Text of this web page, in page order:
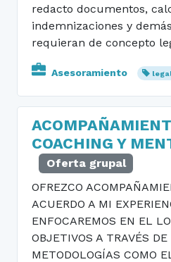
redacto documentos,
indemnizaciones y
requieran de concepto
Asesoramiento
COACHING Y
Oferta grupal
OFREZCO
ACUERDO A MI
ENFOCAREMOS EN EL
OBJETIVOS A TRAVÉS
METODOLOGÍAS COMO